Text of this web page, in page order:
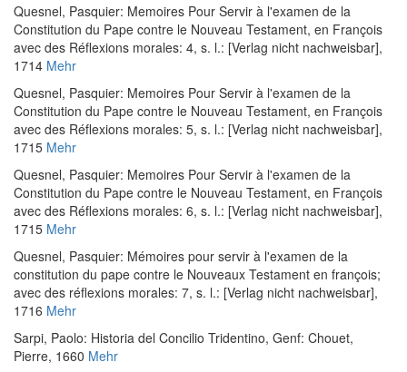
Quesnel, Pasquier: Memoires Pour Servir à l'examen de la
Constitution du Pape contre le Nouveau Testament, en François
avec des Réflexions morales: 4, s. l.: [Verlag nicht nachweisbar],
1714 Mehr
Quesnel, Pasquier: Memoires Pour Servir à l'examen de la
Constitution du Pape contre le Nouveau Testament, en François
avec des Réflexions morales: 5, s. l.: [Verlag nicht nachweisbar],
1715 Mehr
Quesnel, Pasquier: Memoires Pour Servir à l'examen de la
Constitution du Pape contre le Nouveau Testament, en François
avec des Réflexions morales: 6, s. l.: [Verlag nicht nachweisbar],
1715 Mehr
Quesnel, Pasquier: Mémoires pour servir à l'examen de la
constitution du pape contre le Nouveaux Testament en françois;
avec des réflexions morales: 7, s. l.: [Verlag nicht nachweisbar],
1716 Mehr
Sarpi, Paolo: Historia del Concilio Tridentino, Genf: Chouet,
Pierre, 1660 Mehr